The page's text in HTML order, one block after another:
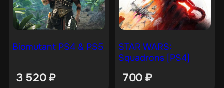
Biomutant PS4 & PS5
3 520₽
STAR WARS:
Squadrons [PS4]
700 ₽